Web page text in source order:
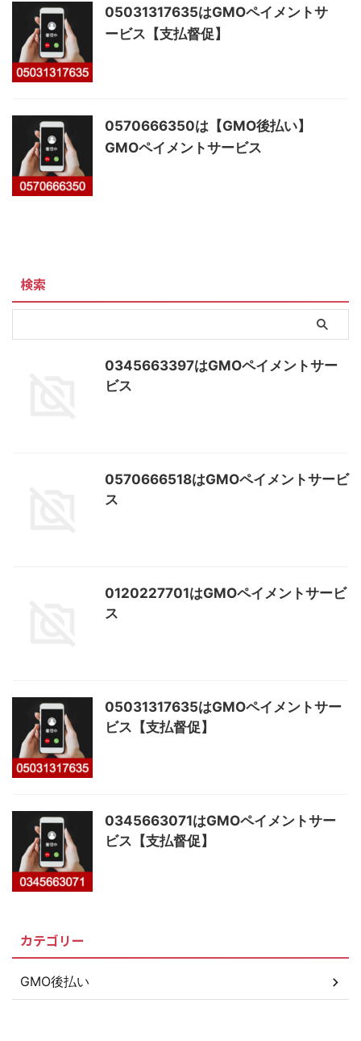
05031317635はGMOペイメントサ
ービス【支払督促】
0570666350は【GMO後払い】
GMOペイメントサービス
検索
0345663397はGMOペイメントサー
ビス
0570666518はGMOペイメントサービ
ス
0120227701はGMOペイメントサービ
ス
05031317635はGMOペイメントサー
ビス【支払督促】
0345663071はGMOペイメントサー
ビス【支払督促】
カテゴリー
GMO後払い